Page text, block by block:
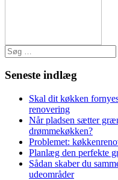
Søg
efter:
Seneste indlæg
Skal dit køkken
renovering
Når pladsen sætter
drømmekøkken?
Problemet:
Planlæg den perfekte
Sådan skaber du
udeområder